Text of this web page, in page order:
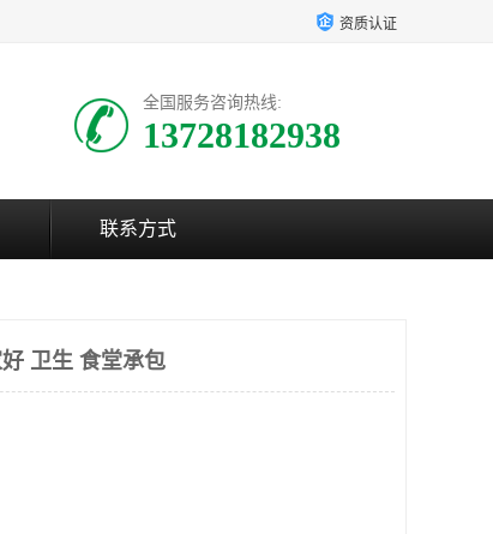
资质认证
全国服务咨询热线:
13728182938
联系方式
卫生 食堂承包